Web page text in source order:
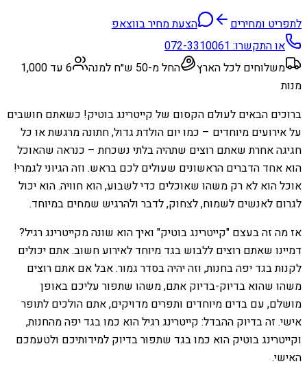
לתפריט ומחירים
הצעת מחיר בווצאפ
או התקשרו:072-3310061
משלוחים לכל הארץ
החל מ-50 ש״ח למנה
6 עד 1,000
מנות
ברוכים הבאים לעולם הקסום של קייטרינג בוטיק! כשאתם חושבים
על אירועים מיוחדים – כמו יום הולדת גדול, חתונה מרגשת או כל
חגיגה אחרת שאתם רוצים שתהיה בלתי נשכחת – כנראה שהאוכל
הוא אחד הדברים הראשונים שעולים לכם בראש. וזה הגיוני לגמרי!
אוכל הוא לא רק משהו שאוכלים כדי לשבוע, הוא חוויה. הוא יכול
לגרום לאנשים לשמוח, לצחוק, לדבר ולהרגיש שמחים במיוחד.
אז מה זה בעצם "קייטרינג בוטיק" ואיך הוא שונה מקייטרינג רגיל?
דמיינו שאתם רוצים ללבוש בגד מיוחד לאירוע חשוב. אתם יכולים
לקנות בגד יפה בחנות, וזה יהיה בסדר גמור. אבל אם אתם רוצים
משהו שהוא בדיוק-בדיוק אתם, משהו שתפור עליכם באופן
מושלם, עם בדים מיוחדים ותפרים מדויקים, אתם הולכים לתופר
אישי. זה בדיוק ההבדל: קייטרינג רגיל הוא כמו בגד יפה מהחנות,
וקייטרינג בוטיק הוא כמו בגד שתפור בדיוק למידותיכם ולטעמכם
האישי.